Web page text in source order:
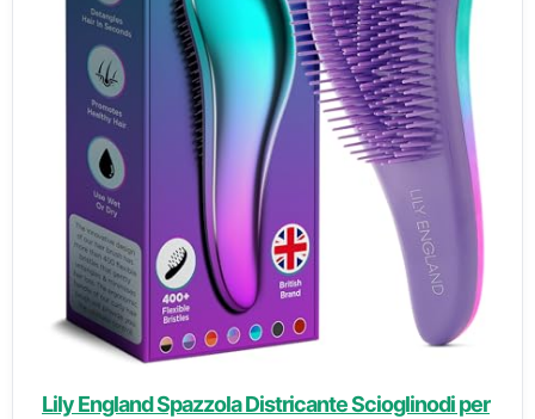
Lily England Spazzola Districante Scioglinodi per